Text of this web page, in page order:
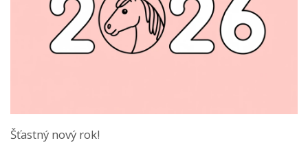
Šťastný nový rok!